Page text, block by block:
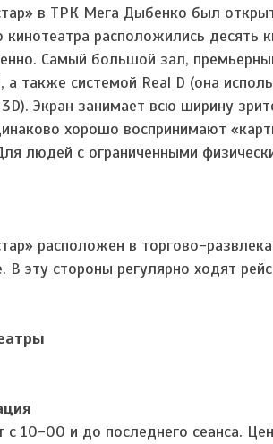
в ТРК Мега Дыбенко был
кинотеатра расположились десять
Самый большой зал,
также системой Real D (она
Экран занимает всю ширину
хорошо воспринимают
людей с ограниченными
расположен в торгово-
В эту стороны регулярно ходят
с 10-00 и до последнего сеанса.